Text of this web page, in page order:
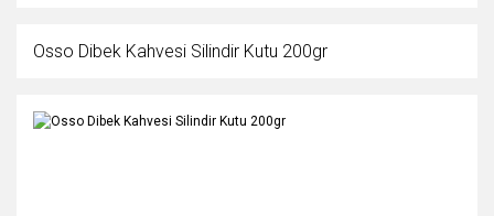
Osso Dibek Kahvesi Silindir Kutu 200gr